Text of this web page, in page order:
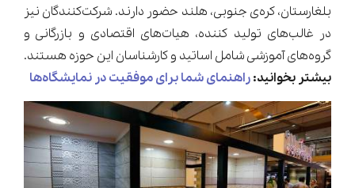
بلغارستان، کره‌ی جنوبی، هلند حضور دارند. شرکت‌کنندگان نیز
در غالب‌های تولید کننده، هیات‌های اقتصادی و بازرگانی و
گروه‌های آموزشی شامل اساتید و کارشناسان این حوزه هستند.
بیشتر بخوانید:راهنمای شما برای موفقیت در نمایشگاه‌ها